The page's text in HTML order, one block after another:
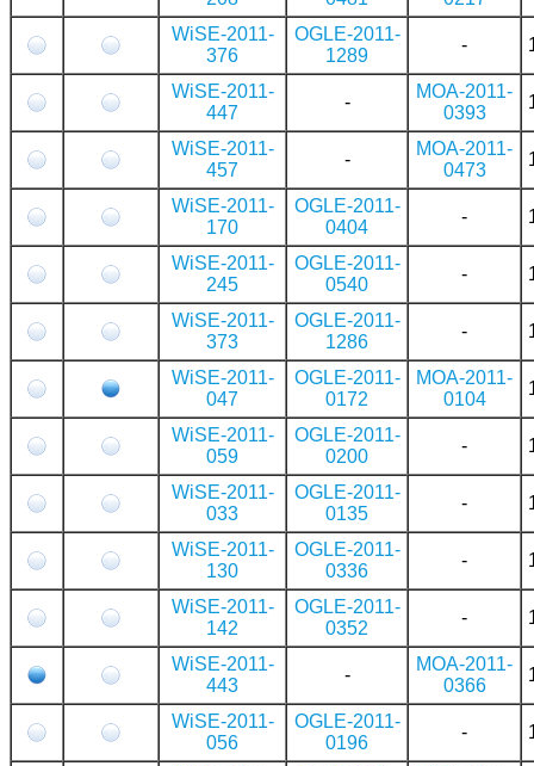
WiSE-2011-
376
OGLE-2011-
1289
-
WiSE-2011-
447
-
MOA-2011-
0393
WiSE-2011-
457
-
MOA-2011-
0473
WiSE-2011-
170
OGLE-2011-
0404
-
WiSE-2011-
245
OGLE-2011-
0540
-
WiSE-2011-
373
OGLE-2011-
1286
-
WiSE-2011-
047
OGLE-2011-
0172
MOA-2011-
0104
WiSE-2011-
059
OGLE-2011-
0200
-
WiSE-2011-
033
OGLE-2011-
0135
-
WiSE-2011-
130
OGLE-2011-
0336
-
WiSE-2011-
142
OGLE-2011-
0352
-
WiSE-2011-
443
-
MOA-2011-
0366
WiSE-2011-
056
OGLE-2011-
0196
-